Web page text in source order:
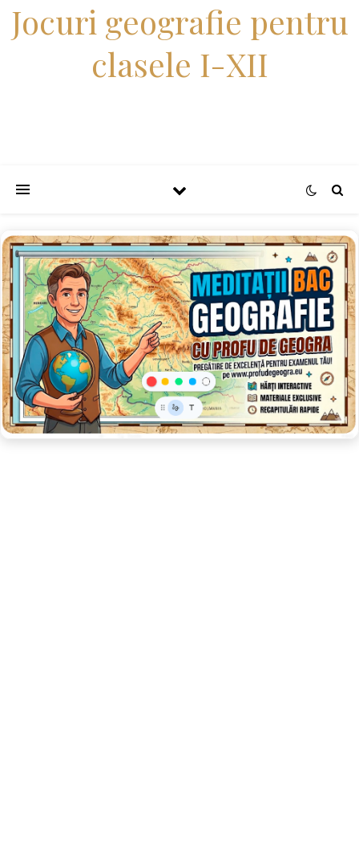
Jocuri geografie pentru
clasele I-XII